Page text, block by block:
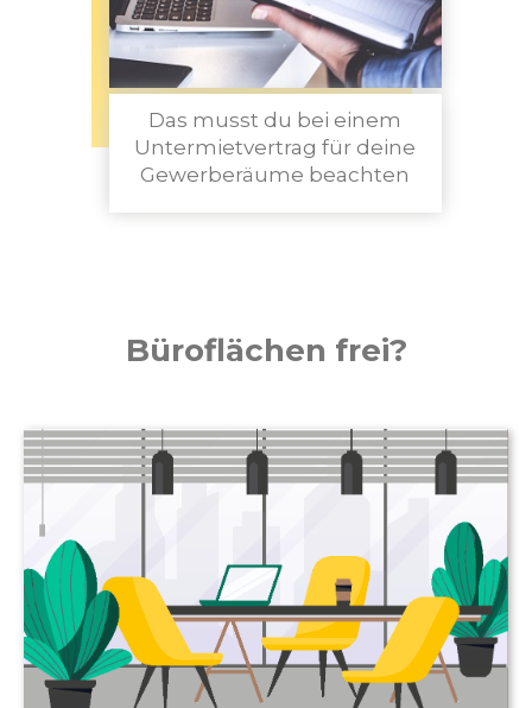
Das musst du bei einem
Untermietvertrag für deine
Gewerberäume beachten
Büroflächen frei?